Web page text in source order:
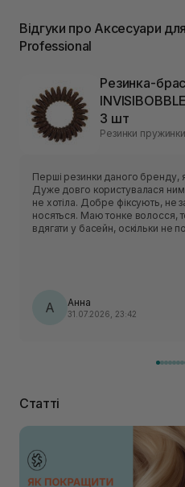
Відгуки про Аксесуари
Professional
Резинка-
3 шт
Резинки пружинки
Перші резинки даного бренду,
Дуже довго користувалася
не хотіла. Добре фіксують, не
носяться. Маю тонке волосся,
вдягати у басейн, оскільки не
А Анна
31.07.2026, 23:42
Статті